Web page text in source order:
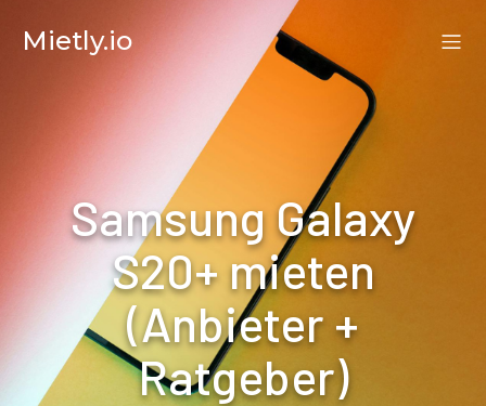
Mietly.io
Samsung Galaxy
S20+ mieten
(Anbieter +
Ratgeber)